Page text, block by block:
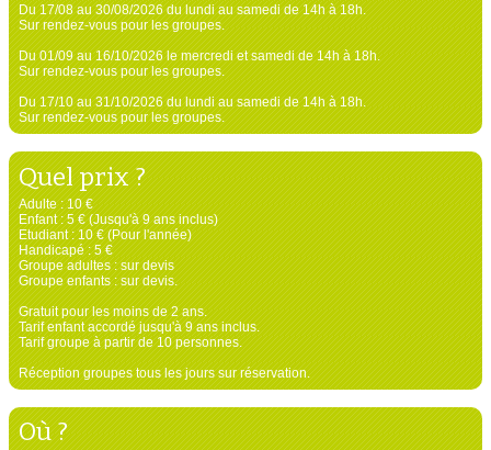
Du 17/08 au 30/08/2026 du lundi au samedi de 14h à 18h.
Sur rendez-vous pour les groupes.
Du 01/09 au 16/10/2026 le mercredi et samedi de 14h à 18h.
Sur rendez-vous pour les groupes.
Du 17/10 au 31/10/2026 du lundi au samedi de 14h à 18h.
Sur rendez-vous pour les groupes.
Quel prix ?
Adulte : 10 €
Enfant : 5 € (Jusqu'à 9 ans inclus)
Etudiant : 10 € (Pour l'année)
Handicapé : 5 €
Groupe adultes : sur devis
Groupe enfants : sur devis.
Gratuit pour les moins de 2 ans.
Tarif enfant accordé jusqu'à 9 ans inclus.
Tarif groupe à partir de 10 personnes.
Réception groupes tous les jours sur réservation.
Où ?